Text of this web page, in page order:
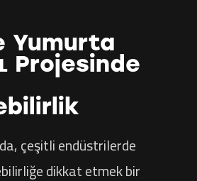
Yumurta
Projesinde
çeşitli endüstrilerde
dikkat etmek bir